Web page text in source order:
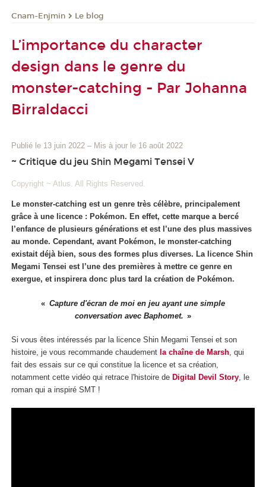
Cnam-Enjmin Le blog
L’importance du character
design dans le genre du
monster-catching - Par Johanna
Birraldacci
Publié le 13 juin 2022 – Mis à jour le 16 août 2022
~ Critique du jeu Shin Megami Tensei V
Copyright ~ Atlus. All Rights Reserved.
Le monster-catching est un genre très célèbre, principalement
grâce à une licence : Pokémon. En effet, cette marque a bercé
l’enfance de plusieurs générations et est l’une des plus massives
au monde. Cependant, avant Pokémon, le monster-catching
existait déjà bien, sous des formes plus diverses. La licence Shin
Megami Tensei est l’une des premières à mettre ce genre en
exergue, et inspirera donc plus tard la création de Pokémon.
Capture d'écran de moi en jeu ayant une simple
conversation avec Baphomet.
Si vous êtes intéressés par la licence Shin Megami Tensei et son
histoire, je vous recommande chaudement la chaîne de Marsh, qui
fait des essais sur ce qui constitue la licence et sa création,
notamment cette vidéo qui retrace l'histoire de Digital Devil Story, le
roman qui a inspiré SMT !